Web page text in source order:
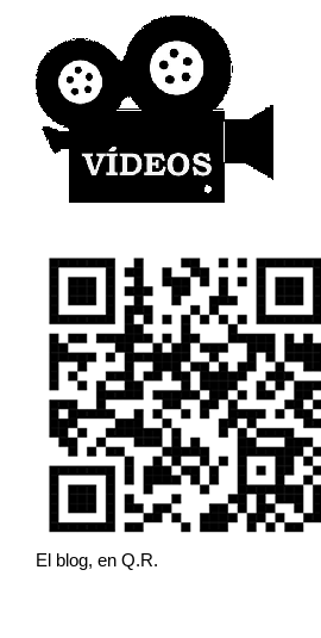
El blog, en Q.R.